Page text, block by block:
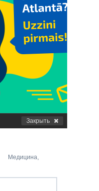
Закрыть
Медицина,